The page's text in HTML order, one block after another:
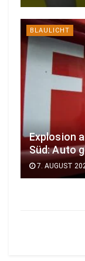
BLAULICHT
Explosion
Süd: Auto
7. AUGUST